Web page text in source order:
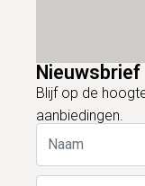
Nieuwsbrief
Blijf op de
aanbiedingen.